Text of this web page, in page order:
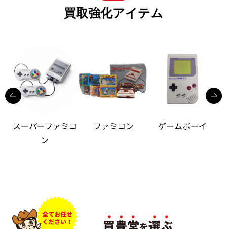
買取強化アイテム
スーパーファミコ
ン
ファミコン ゲームボーイ